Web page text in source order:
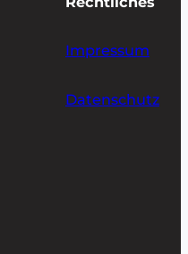
Impressum
Datenschutz